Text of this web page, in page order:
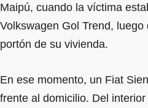
Maipú, cuando la víctima
Volkswagen Gol Trend,
portón de su vivienda.
En ese momento, un Fiat
frente al domicilio. Del